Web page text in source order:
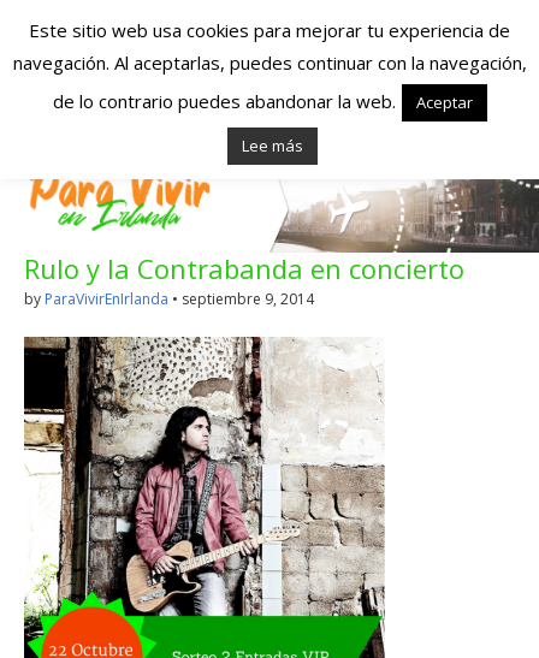
Españoles en
Irlanda – Vivir en
Irlanda – Trabajo
en Irlanda –
Alojamiento en
Irlanda
Blog dedicado a los que viven, estudian y trabajan en
Irlanda!
Rulo y la Contrabanda en concierto
by ParaVivirEnIrlanda • septiembre 9, 2014
Este sitio web usa cookies para mejorar tu experiencia de
navegación. Al aceptarlas, puedes continuar con la navegación,
de lo contrario puedes abandonar la web.
Aceptar
Lee más